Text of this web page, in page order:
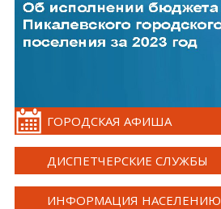
ГОРОДСКАЯ АФИША
ДИСПЕТЧЕРСКИЕ СЛУЖБЫ
ИНФОРМАЦИЯ НАСЕЛЕНИЮ